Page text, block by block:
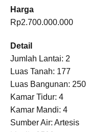
Harga
Rp2.700.000.000
Detail
Jumlah Lantai: 2
Luas Tanah: 177
Luas Bangunan: 250
Kamar Tidur: 4
Kamar Mandi: 4
Sumber Air: Artesis